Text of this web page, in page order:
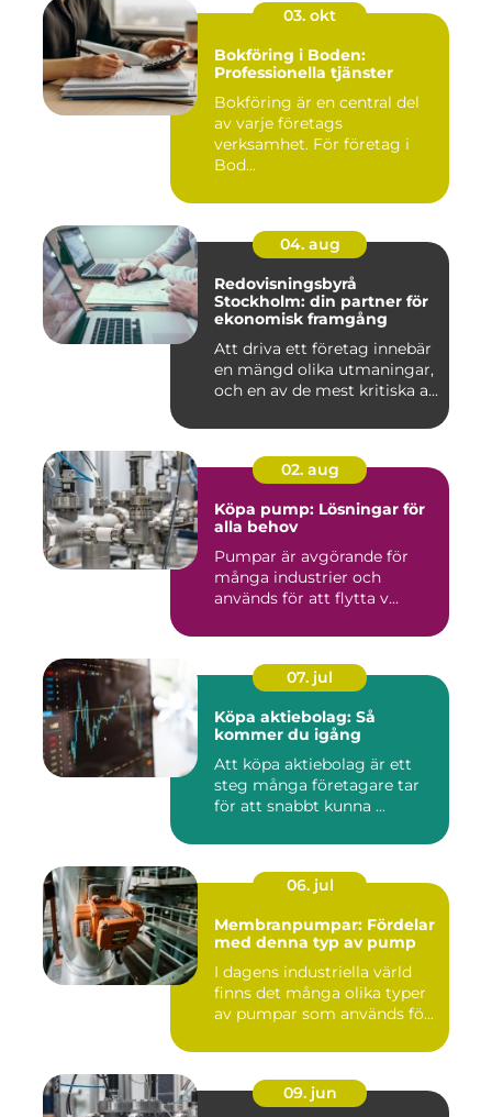
03. okt
Bokföring i Boden:
Professionella tjänster
Bokföring är en central del
av varje företags
verksamhet. För företag i
Bod...
04. aug
Redovisningsbyrå
Stockholm: din partner för
ekonomisk framgång
Att driva ett företag innebär
en mängd olika utmaningar,
och en av de mest kritiska a...
02. aug
Köpa pump: Lösningar för
alla behov
Pumpar är avgörande för
många industrier och
används för att flytta v...
07. jul
Köpa aktiebolag: Så
kommer du igång
Att köpa aktiebolag är ett
steg många företagare tar
för att snabbt kunna ...
06. jul
Membranpumpar: Fördelar
med denna typ av pump
I dagens industriella värld
finns det många olika typer
av pumpar som används fö...
09. jun